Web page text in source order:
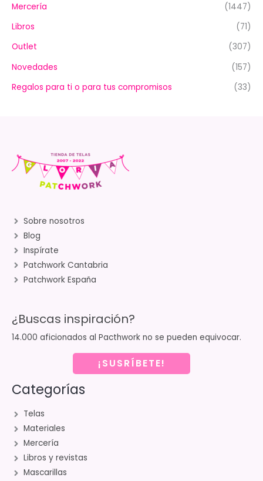
Mercería
(1447)
Libros
(71)
Outlet
(307)
Novedades
(157)
Regalos para ti o para tus compromisos
(33)
Sobre nosotros
Blog
Inspírate
Patchwork Cantabria
Patchwork España
¿Buscas inspiración?
14.000 aficionados al Pacthwork no se pueden equivocar.
¡SUSRÍBETE!
Categorías
Telas
Materiales
Mercería
Libros y revistas
Mascarillas